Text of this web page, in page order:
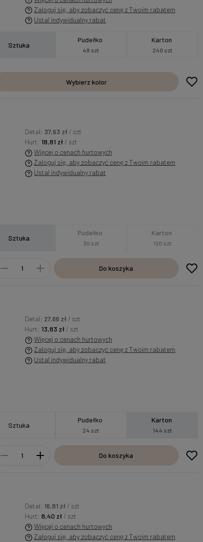
Zaloguj się, aby zobaczyć cenę z Twoim rabatem
Ustal indywidualny rabat
Sztuka
Pudełko
48 szt
Karton
240 szt
Wybierz kolor
Detal: 37,63 zł / szt
Hurt: 18,81 zł / szt
Więcej o cenach hurtowych
Zaloguj się, aby zobaczyć cenę z Twoim rabatem
Ustal indywidualny rabat
Sztuka
Pudełko
30 szt
Karton
120 szt
Do koszyka
Detal: 27,66 zł / szt
Hurt: 13,83 zł / szt
Więcej o cenach hurtowych
Zaloguj się, aby zobaczyć cenę z Twoim rabatem
Ustal indywidualny rabat
Sztuka
Pudełko
24 szt
Karton
144 szt
Do koszyka
Detal: 16,81 zł / szt
Hurt: 8,40 zł / szt
Więcej o cenach hurtowych
Zaloguj się, aby zobaczyć cenę z Twoim rabatem